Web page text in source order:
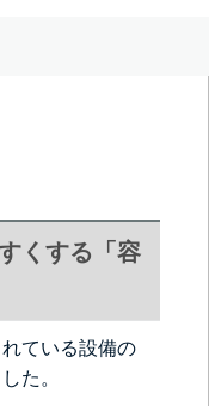
くする「容
ている設備の
た。